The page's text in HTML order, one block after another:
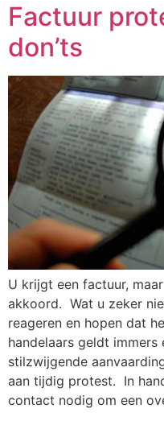
Factuur
don’ts
U krijgt een factuur,
akkoord. Wat u zeker
reageren en hopen dat
handelaars geldt
stilzwijgende
aan tijdig protest. In
contact nodig om een